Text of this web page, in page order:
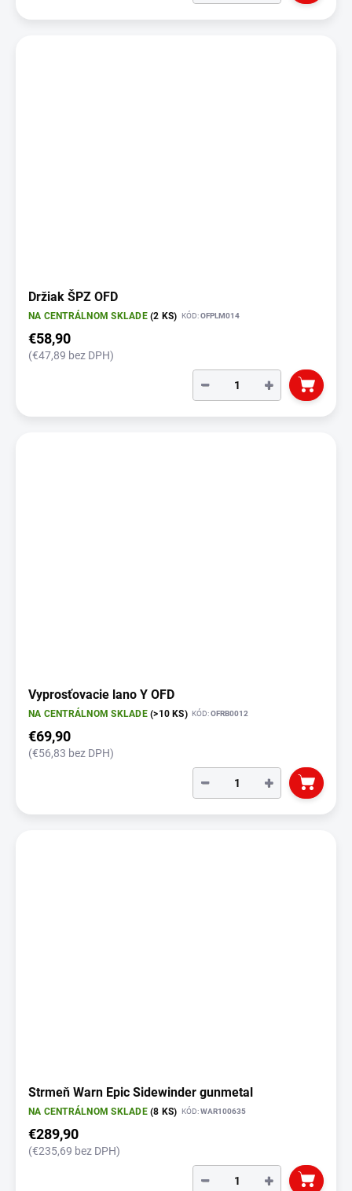
Držiak ŠPZ OFD
NA CENTRÁLNOM SKLADE(2 KS) KÓD:OFPLM014
€58,90
(€47,89 bez DPH)
+
−
Vyprosťovacie lano Y OFD
NA CENTRÁLNOM SKLADE(>10 KS) KÓD:OFRB0012
€69,90
(€56,83 bez DPH)
+
−
Strmeň Warn Epic Sidewinder gunmetal
NA CENTRÁLNOM SKLADE(8 KS) KÓD:WAR100635
€289,90
(€235,69 bez DPH)
+
−